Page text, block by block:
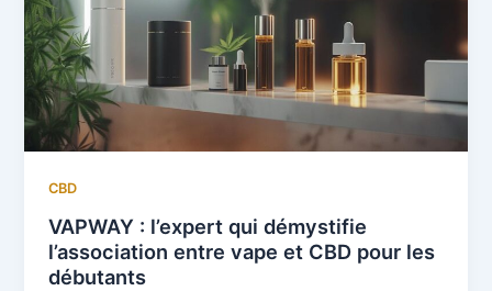
CBD
VAPWAY : l’expert qui démystifie
l’association entre vape et CBD pour les
débutants